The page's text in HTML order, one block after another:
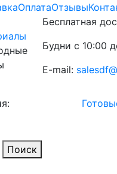
ОплатаОтзывы
Бесплатная
Будни с 10:00
E-mail:
Поиск